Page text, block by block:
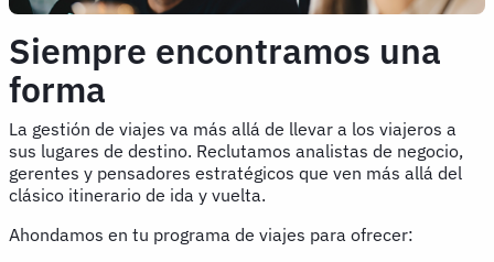
Siempre encontramos una
forma
La gestión de viajes va más allá de llevar a los viajeros a
sus lugares de destino. Reclutamos analistas de negocio,
gerentes y pensadores estratégicos que ven más allá del
clásico itinerario de ida y vuelta.
Ahondamos en tu programa de viajes para ofrecer: